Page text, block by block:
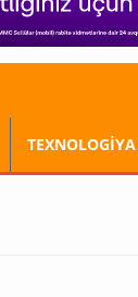
TEXNOLOGİYA